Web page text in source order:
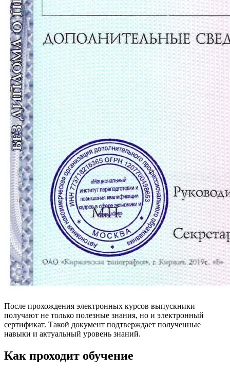
После прохождения электронных курсов выпускники
получают не только полезные знания, но и электронный
сертификат. Такой документ подтверждает полученные
навыки и актуальный уровень знаний.
Как проходит обучение